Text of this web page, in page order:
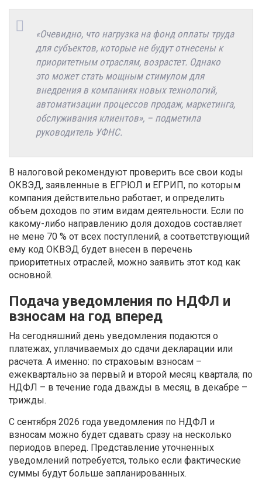
«Очевидно, что нагрузка на фонд оплаты труда
для субъектов, которые не будут отнесены к
приоритетным отраслям, возрастет. Однако
это может стать мощным стимулом для
внедрения в компаниях новых технологий,
автоматизации процессов продаж, маркетинга,
обслуживания клиентов», – подметила
руководитель УФНС.
В налоговой рекомендуют проверить все свои коды
ОКВЭД, заявленные в ЕГРЮЛ и ЕГРИП, по которым
компания действительно работает, и определить
объем доходов по этим видам деятельности. Если по
какому-либо направлению доля доходов составляет
не мене 70 % от всех поступлений, а соответствующий
ему код ОКВЭД будет внесен в перечень
приоритетных отраслей, можно заявить этот код как
основной.
Подача уведомления по НДФЛ и
взносам на год вперед
На сегодняшний день уведомления подаются о
платежах, уплачиваемых до сдачи декларации или
расчета. А именно: по страховым взносам –
ежеквартально за первый и второй месяц квартала; по
НДФЛ – в течение года дважды в месяц, в декабре –
трижды.
С сентября 2026 года уведомления по НДФЛ и
взносам можно будет сдавать сразу на несколько
периодов вперед. Представление уточненных
уведомлений потребуется, только если фактические
суммы будут больше запланированных.